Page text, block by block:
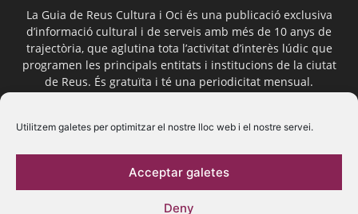
Utilitzem galetes per optimitzar el nostre lloc web i el nostre servei.
Acceptar galetes
Deny
La Guia de Reus Cultura i Oci és una publicació exclusiva
d’informació cultural i de serveis amb més de 10 anys de
trajectòria, que aglutina tota l’activitat d’interès lúdic que
programen les principals entitats i institucions de la ciutat
de Reus. És gratuïta i té una periodicitat mensual.
Segueix-nos